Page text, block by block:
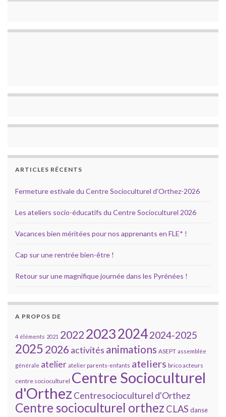
ARTICLES RÉCENTS
Fermeture estivale du Centre Socioculturel d’Orthez-2026
Les ateliers socio-éducatifs du Centre Socioculturel 2026
Vacances bien méritées pour nos apprenants en FLE* !
Cap sur une rentrée bien-être !
Retour sur une magnifique journée dans les Pyrénées !
A PROPOS DE
4 éléments 2021 2022202320242024-2025
20252026 activités animations ASEPT assemblée
générale atelier atelier parents-enfants ateliers brico acteurs
centre socioculturel Centre Socioculturel
d'Orthez Centresocioculturel d'Orthez
Centre socioculturel orthez CLAS danse